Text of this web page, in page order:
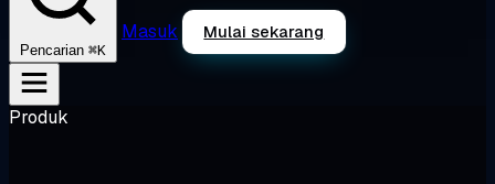
Pencarian ⌘K
Masuk Mulai sekarang
Produk